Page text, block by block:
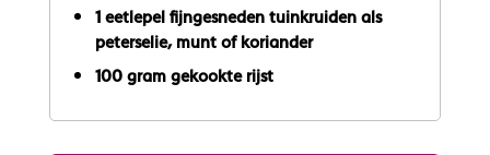
1 eetlepel fijngesneden tuinkruiden als
peterselie, munt of koriander
100 gram gekookte rijst